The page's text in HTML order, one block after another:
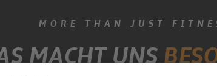
MORE THAN JUST
MACHT UNS